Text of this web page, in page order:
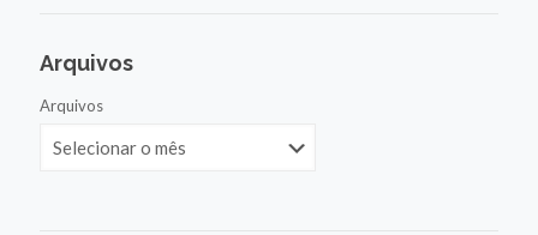
Arquivos
Arquivos